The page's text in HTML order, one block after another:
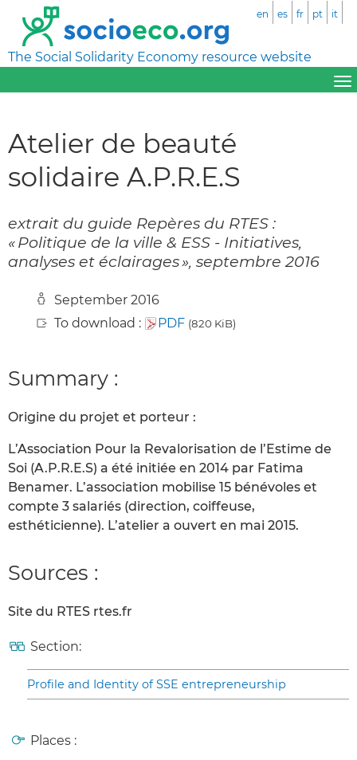
The Social Solidarity Economy resource website
en es fr pt it
Atelier de beauté
solidaire A.P.R.E.S
extrait du guide Repères du RTES :
« Politique de la ville & ESS - Initiatives,
analyses et éclairages », septembre 2016
September 2016
To download :
PDF (820 KiB)
Summary :
Origine du projet et porteur :
L’Association Pour la Revalorisation de l’Estime de
Soi (A.P.R.E.S) a été initiée en 2014 par Fatima
Benamer. L’association mobilise 15 bénévoles et
compte 3 salariés (direction, coiffeuse,
esthéticienne). L’atelier a ouvert en mai 2015.
Sources :
Site du RTES rtes.fr
Section:
Profile and Identity of SSE entrepreneurship
Places :